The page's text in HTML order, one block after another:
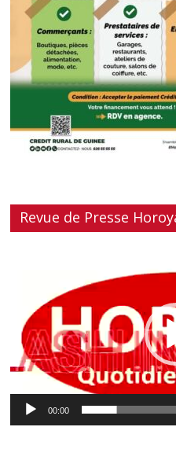
Revue de Presse
00:00